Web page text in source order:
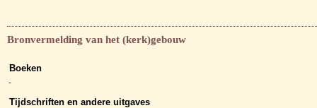
Bronvermelding van het (kerk)gebouw
Boeken
-
Tijdschriften en andere uitgaves